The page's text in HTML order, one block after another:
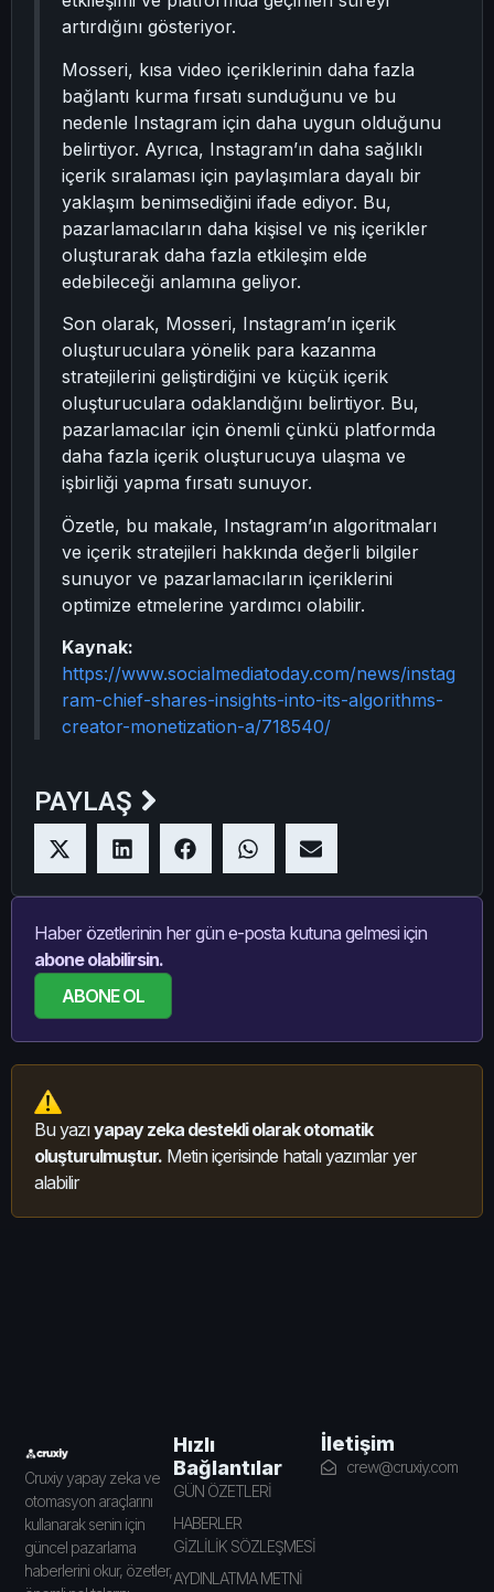
artırdığını gösteriyor.
Mosseri, kısa video içeriklerinin daha fazla
bağlantı kurma fırsatı sunduğunu ve bu
nedenle Instagram için daha uygun olduğunu
belirtiyor. Ayrıca, Instagram’ın daha sağlıklı
içerik sıralaması için paylaşımlara dayalı bir
yaklaşım benimsediğini ifade ediyor. Bu,
pazarlamacıların daha kişisel ve niş içerikler
oluşturarak daha fazla etkileşim elde
edebileceği anlamına geliyor.
Son olarak, Mosseri, Instagram’ın içerik
oluşturuculara yönelik para kazanma
stratejilerini geliştirdiğini ve küçük içerik
oluşturuculara odaklandığını belirtiyor. Bu,
pazarlamacılar için önemli çünkü platformda
daha fazla içerik oluşturucuya ulaşma ve
işbirliği yapma fırsatı sunuyor.
Özetle, bu makale, Instagram’ın algoritmaları
ve içerik stratejileri hakkında değerli bilgiler
sunuyor ve pazarlamacıların içeriklerini
optimize etmelerine yardımcı olabilir.
Kaynak:
https://www.socialmediatoday.com/news/instag
ram-chief-shares-insights-into-its-algorithms-
creator-monetization-a/718540/
PAYLAŞ
Haber özetlerinin her gün e-posta kutuna gelmesi için
abone olabilirsin.
ABONE OL
Bu yazıyapay zeka destekli olarak otomatik
oluşturulmuştur. Metin içerisinde hatalı yazımlar yer
alabilir
Cruxiy yapay zeka ve
otomasyon araçlarını
kullanarak senin için
güncel pazarlama
haberlerini okur, özetler,
Hızlı
Bağlantılar
GÜN ÖZETLERİ
HABERLER
GİZLİLİK SÖZLEŞMESİ
AYDINLATMA METNİ
İletişim
crew@cruxiy.com